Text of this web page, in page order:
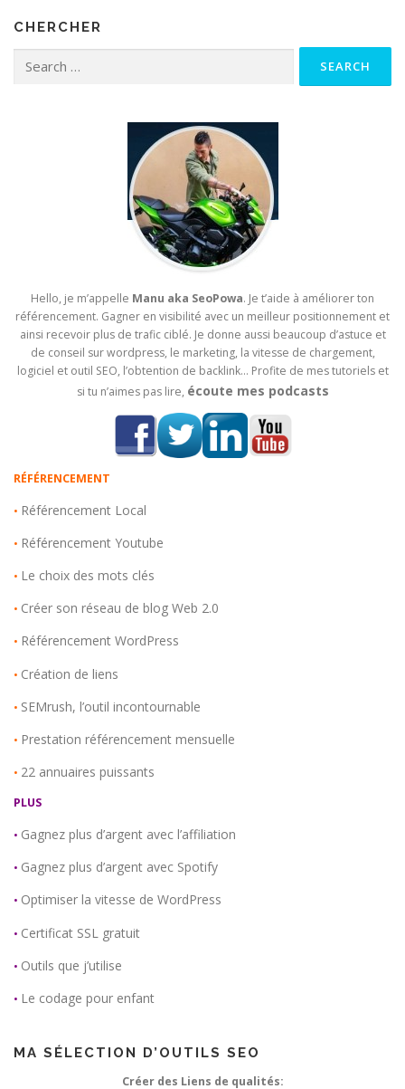
CHERCHER
Hello, je m’appelle Manu aka SeoPowa. Je t’aide à améliorer ton
référencement. Gagner en visibilité avec un meilleur positionnement et
ainsi recevoir plus de trafic ciblé. Je donne aussi beaucoup d’astuce et
de conseil sur wordpress, le marketing, la vitesse de chargement,
logiciel et outil SEO, l’obtention de backlink… Profite de mes tutoriels et
si tu n’aimes pas lire, écoute mes podcasts
RÉFÉRENCEMENT
• Référencement Local
• Référencement Youtube
• Le choix des mots clés
• Créer son réseau de blog Web 2.0
• Référencement WordPress
• Création de liens
• SEMrush, l’outil incontournable
• Prestation référencement mensuelle
• 22 annuaires puissants
PLUS
• Gagnez plus d’argent avec l’affiliation
• Gagnez plus d’argent avec Spotify
• Optimiser la vitesse de WordPress
• Certificat SSL gratuit
• Outils que j’utilise
• Le codage pour enfant
MA SÉLECTION D’OUTILS SEO
Créer des Liens de qualités: